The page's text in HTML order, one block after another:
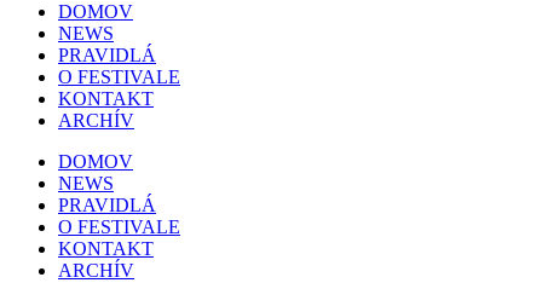
DOMOV
NEWS
PRAVIDLÁ
O FESTIVALE
KONTAKT
ARCHÍV
DOMOV
NEWS
PRAVIDLÁ
O FESTIVALE
KONTAKT
ARCHÍV